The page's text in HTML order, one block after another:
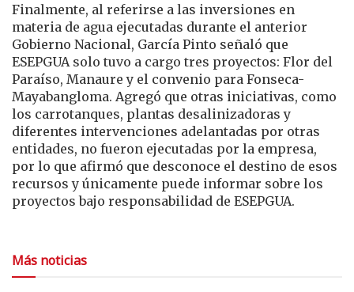
Finalmente, al referirse a las inversiones en
materia de agua ejecutadas durante el anterior
Gobierno Nacional, García Pinto señaló que
ESEPGUA solo tuvo a cargo tres proyectos: Flor del
Paraíso, Manaure y el convenio para Fonseca-
Mayabangloma. Agregó que otras iniciativas, como
los carrotanques, plantas desalinizadoras y
diferentes intervenciones adelantadas por otras
entidades, no fueron ejecutadas por la empresa,
por lo que afirmó que desconoce el destino de esos
recursos y únicamente puede informar sobre los
proyectos bajo responsabilidad de ESEPGUA.
Más noticias